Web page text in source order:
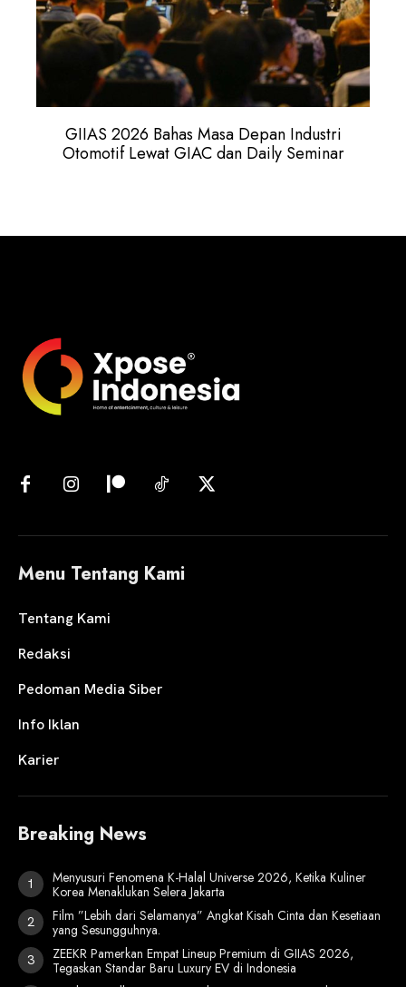
GIIAS 2026 Bahas Masa Depan Industri
Otomotif Lewat GIAC dan Daily Seminar
Menu Tentang Kami
Tentang Kami
Redaksi
Pedoman Media Siber
Info Iklan
Karier
Breaking News
Menyusuri Fenomena K-Halal Universe 2026, Ketika Kuliner
Korea Menaklukan Selera Jakarta
Film ”Lebih dari Selamanya” Angkat Kisah Cinta dan Kesetiaan
yang Sesungguhnya.
ZEEKR Pamerkan Empat Lineup Premium di GIIAS 2026,
Tegaskan Standar Baru Luxury EV di Indonesia